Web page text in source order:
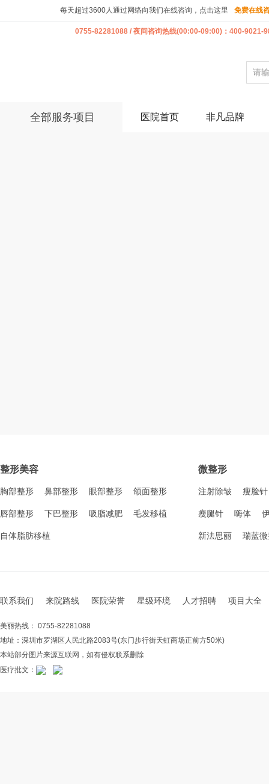
每天超过3600人通过网络向我们在线咨询，点击这里 免费在线
0755-82281088 / 夜间咨询热线(00:00-09:00)：400-9021-
全部服务项目 医院首页 非凡品牌
整形美容
胸部整形 鼻部整形 眼部整形 颌面整形
唇部整形 下巴整形 吸脂减肥 毛发移植
自体脂肪移植
微整形
注射除皱 瘦脸针
瘦腿针 嗨体
新法思丽 瑞蓝
联系我们 来院路线 医院荣誉 星级环境 人才招聘 项目大全
美丽热线： 0755-82281088
地址：深圳市罗湖区人民北路2083号(东门步行街天虹商场正前方50米)
本站部分图片来源互联网，如有侵权联系删除
医疗批文：